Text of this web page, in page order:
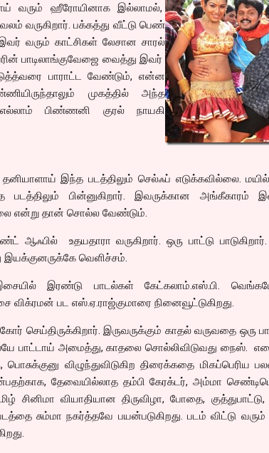
வரும் ஹீரோயினாக இல்லாமல்,
வருகிறார். பக்கத்து வீட்டு பெண்
வரும் காட்சிகள் லேசான சாரல்
பாடிலாங்குவேஜை வைத்து இவர்
பாராட்ட வேண்டும், என்ன
முகத்தில் அந்த
பிண்ணனி குரல் நாயகி
தனியாளாய் இந்த படத்திலும் செல்ஃப் எடுக்கவில்லை. மயில்
பின்னுகிறார். இவருக்கான அங்கீகாரம்
என்று தான் சொல்ல வேண்டும்.
ஆஃபில் உதயதாரா வருகிறார். ஒரு பாட்டு
இயக்குனருக்கே வெளிச்சம்.
இரண்டு பாடல்கள் கேட்கலாம்.எஸ்.பி.
பட எஸ்.ஏ.ராஜ்குமாரை நினைவூட்டுகிறது.
செய்திருக்கிறார். இருவருக்கும் காதல் வருவதை ஒரு
பாட்டாய் அமைத்து, காதலை சொல்லிவிடுவது நைஸ்.
விழுந்துவிடுகிற திரைக்கதை மிகப்பெரிய
தேவையில்லாத தம்பி கேரக்டர், அம்மா
சினிமா வியாதியான திருவிழா, போதை,
சும்மா நகர்த்தவே பயன்படுகிறது. படம் விட்டு வரும்